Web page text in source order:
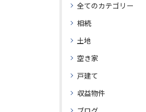
全てのカテゴリー
相続
土地
空き家
戸建て
収益物件